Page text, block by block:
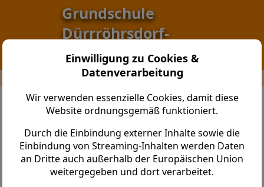
Einwilligung zu Cookies &
Datenverarbeitung
Wir verwenden essenzielle Cookies, damit diese
Website ordnungsgemäß funktioniert.
Durch die Einbindung externer Inhalte sowie die
Einbindung von Streaming-Inhalten werden Daten
an Dritte auch außerhalb der Europäischen Union
weitergegeben und dort verarbeitet.
Grundschule
Dürrröhrsdorf-
Dittersbach
Grundschule Dürrröhrsdorf-Dittersbach > Startseite
Willkommen in der Grundschule
Dürrröhrsdorf - Dittersbach